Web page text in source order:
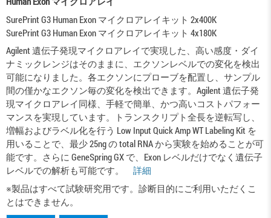
SurePrint G3 Human Exon マイクロアレイキット 2x400K
SurePrint G3 Human Exon マイクロアレイキット 4x180K
Agilent 遺伝子発現マイクロアレイで実現した、高い感度・ダイ
ナミックレンジはそのままに、エクソンレベルでの変化を検出
可能になりました。各エクソンにプローブを配置し、サンプル
間の僅かなエクソン毎の変化を検出できます。Agilent 遺伝子発
現マイクロアレイ同様、手軽で簡単、かつ高いコストパフォー
マンスを実現しています。トランスクリプト全長を逆転写し、
増幅およびラベル化を行う Low Input Quick Amp WT Labeling Kit を
用いることで、最少 25ng の total RNA から実験を始めることが可
能です。さらに GeneSpring GX で、Exon レベルだけでなく遺伝子
レベルでの解析も可能です。 詳細
※製品はすべて試験研究用です。診断目的にご利用いただくこ
とはできません。